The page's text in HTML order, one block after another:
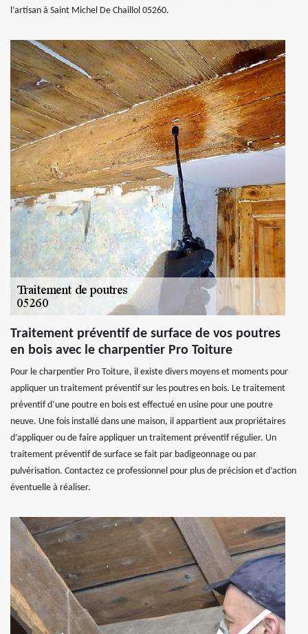
l’artisan à Saint Michel De Chaillol 05260.
Traitement préventif de surface de vos poutres
en bois avec le charpentier Pro Toiture
Pour le charpentier Pro Toiture, il existe divers moyens et moments pour
appliquer un traitement préventif sur les poutres en bois. Le traitement
préventif d’une poutre en bois est effectué en usine pour une poutre
neuve. Une fois installé dans une maison, il appartient aux propriétaires
d’appliquer ou de faire appliquer un traitement préventif régulier. Un
traitement préventif de surface se fait par badigeonnage ou par
pulvérisation. Contactez ce professionnel pour plus de précision et d’action
éventuelle à réaliser.